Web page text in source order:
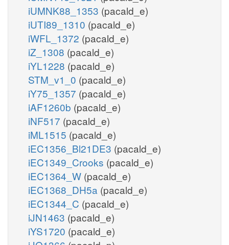
iUMNK88_1353 (pacald_e)
iUTI89_1310 (pacald_e)
iWFL_1372 (pacald_e)
iZ_1308 (pacald_e)
iYL1228 (pacald_e)
STM_v1_0 (pacald_e)
iY75_1357 (pacald_e)
iAF1260b (pacald_e)
iNF517 (pacald_e)
iML1515 (pacald_e)
iEC1356_Bl21DE3 (pacald_e)
iEC1349_Crooks (pacald_e)
iEC1364_W (pacald_e)
iEC1368_DH5a (pacald_e)
iEC1344_C (pacald_e)
iJN1463 (pacald_e)
iYS1720 (pacald_e)